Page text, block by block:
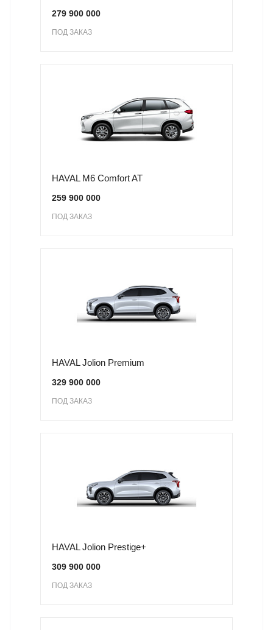
279 900 000
ПОД ЗАКАЗ
HAVAL M6 Comfort AT
259 900 000
ПОД ЗАКАЗ
HAVAL Jolion Premium
329 900 000
ПОД ЗАКАЗ
HAVAL Jolion Prestige+
309 900 000
ПОД ЗАКАЗ